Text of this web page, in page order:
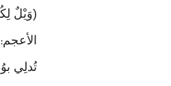
(وَيْلٌ
الأعجم:
تُدلِي